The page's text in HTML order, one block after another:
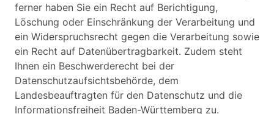
ferner haben Sie ein Recht auf Berichtigung,
Löschung oder Einschränkung der Verarbeitung und
ein Widerspruchsrecht gegen die Verarbeitung sowie
ein Recht auf Datenübertragbarkeit. Zudem steht
Ihnen ein Beschwerderecht bei der
Datenschutzaufsichtsbehörde, dem
Landesbeauftragten für den Datenschutz und die
Informationsfreiheit Baden-Württemberg zu.